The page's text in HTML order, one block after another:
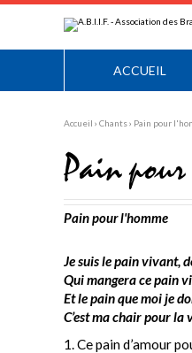
au
contenu.
Aller
personnels
ACCUEIL
Accueil › Chants› Pain pour
Pain
Pain pour l'homme
Je suis le pain vivant,
Qui mangera ce pain
Et le pain que moi je
C’est ma chair pour la
1. Ce pain d’amour